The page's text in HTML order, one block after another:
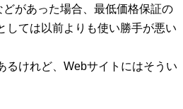
があった場合、最低価格保証の
しては以前よりも使い勝手が悪い
けれど、Webサイトにはそうい